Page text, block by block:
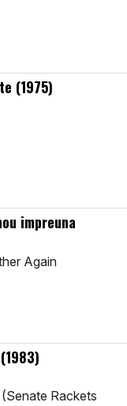
(1975)
impreuna
Again
(1983)
Rackets